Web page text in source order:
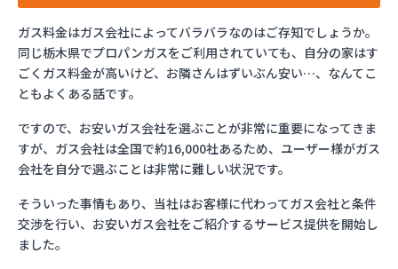
ガス料金はガス会社によってバラバラなのはご存知でしょうか。
同じ栃木県でプロパンガスをご利用されていても、自分の家はす
ごくガス料金が高いけど、お隣さんはずいぶん安い…、なんてこ
ともよくある話です。
ですので、お安いガス会社を選ぶことが非常に重要になってきま
すが、ガス会社は全国で約16,000社あるため、ユーザー様がガス
会社を自分で選ぶことは非常に難しい状況です。
そういった事情もあり、当社はお客様に代わってガス会社と条件
交渉を行い、お安いガス会社をご紹介するサービス提供を開始し
ました。